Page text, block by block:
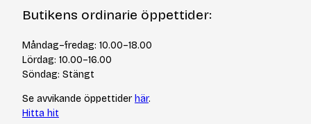
Frågor och svar
Cookiepolicy
Integritetspolicy
Om Yllotyll
Kurser & events
Tips & tekniker
Varumärken
Jobba hos oss
Butikens ordinarie öppettider:
Måndag–fredag: 10.00–18.00
Lördag: 10.00–16.00
Söndag: Stängt
Se avvikande öppettider här.
Hitta hit